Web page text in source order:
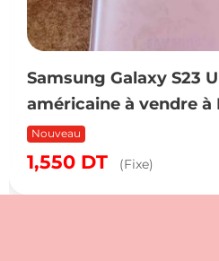
Samsung Galaxy S23
américaine à vendre
Nouveau
1,550 DT (Fixe)